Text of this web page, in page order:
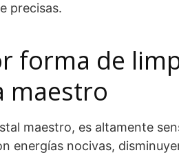
precisas.
forma de
maestro
maestro, es altamente
energías nocivas,